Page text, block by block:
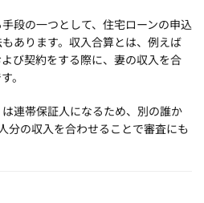
段の一つとして、住宅ローンの申込
あります。収入合算とは、例えば
び契約をする際に、妻の収入を合
。
連帯保証人になるため、別の誰か
分の収入を合わせることで審査にも